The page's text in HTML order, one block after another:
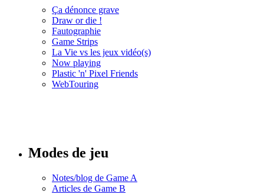
Ça dénonce grave
Draw or die !
Fautographie
Game Strips
La Vie vs les jeux vidéo(s)
Now playing
Plastic 'n' Pixel Friends
WebTouring
Modes de jeu
Notes/blog de Game A
Articles de Game B